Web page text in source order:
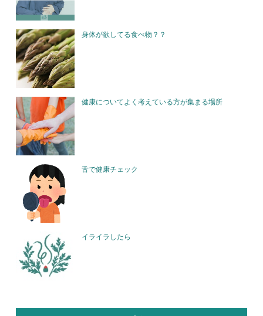
身体が欲してる食べ物？？
健康についてよく考えている方が集まる場所
舌で健康チェック
イライラしたら